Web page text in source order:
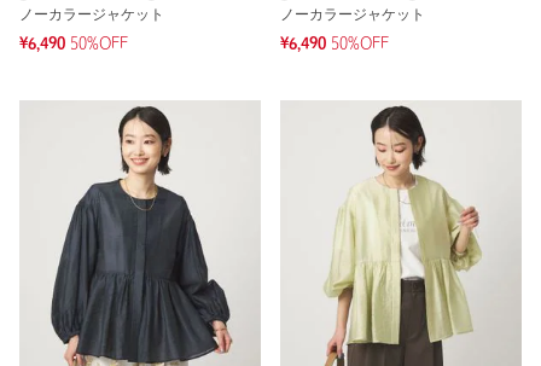
ノーカラージャケット
¥6,490 50%OFF
ノーカラージャケット
¥6,490 50%OFF